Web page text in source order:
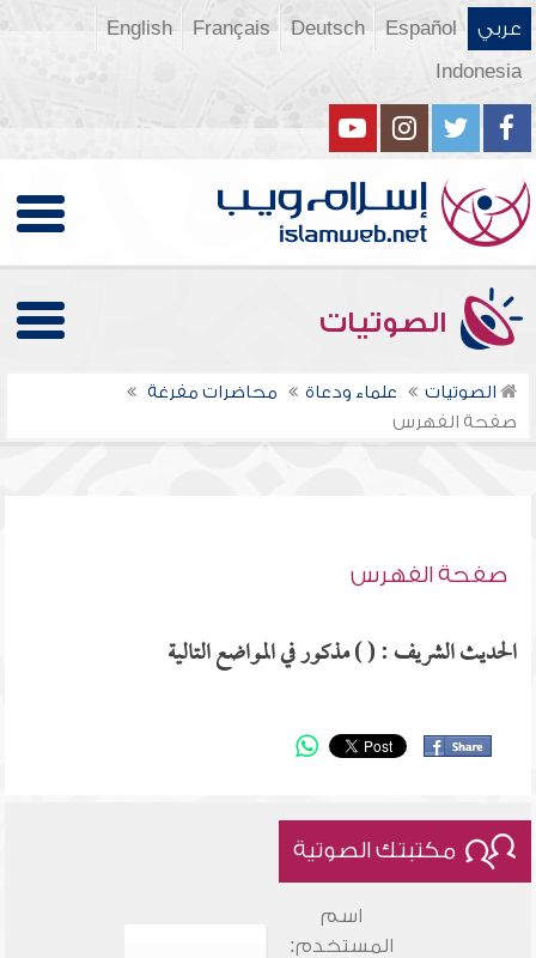
عربي Español
Deutsch
Français
English
Indonesia
الصوتيات
الصوتيات علماء ودعاة
محاضرات مفرغة
صفحة الفهرس
صفحة الفهرس
الحديث الشريف : ( ) مذكور في المواضع التالية
مكتبتك الصوتية
اسم
المستخدم: